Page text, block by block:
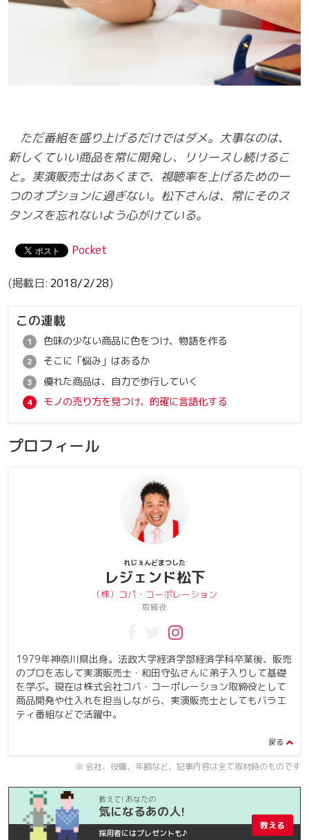
ただ番組を盛り上げるだけではダメ。大事なのは、
新しくていい商品を常に開発し、リリースし続けるこ
と。実演販売士はあくまで、視聴率を上げるための一
つのオプションに過ぎない。松下さんは、常にそのス
タンスを忘れないよう心がけている。
Pocket
2018/2/28
この連載
色味の少ない商品に色をつけ、物語を作る
そこに「悩み」はあるか
優れた商品は、自力で歩行していく
モノの売り方を見つけ、的確に言語化する
プロフィール
レジェンド松下
れじぇんどまつした
（株）コパ・コーポレーション
取締役
1979年神奈川県出身。法政大学経済学部経済学科卒業後、販売
のプロを志して実演販売士・和田守弘さんに弟子入りして基礎
を学ぶ。現在は株式会社コパ・コーポレーション取締役として
商品開発や仕入れを担当しながら、実演販売士としてもバラエ
ティ番組などで活躍中。
※ 会社、役職、年齢など、記事内容は全て取材時のものです
教えて! あなたの
気になるあの人!
採用者にはプレゼントも♪
教える